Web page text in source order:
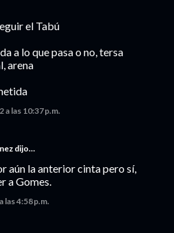
el Tabú
a lo que pasa o no, tersa
arena
a las 10:37 p.m.
dijo…
aún la anterior cinta pero sí,
a Gomes.
las 4:58 p.m.